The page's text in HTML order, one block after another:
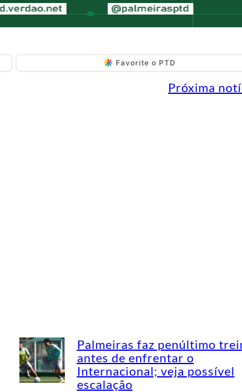
Favorite o PTD
Próxima
Palmeiras faz penúltimo
antes de enfrentar o
Internacional; veja possível
escalação